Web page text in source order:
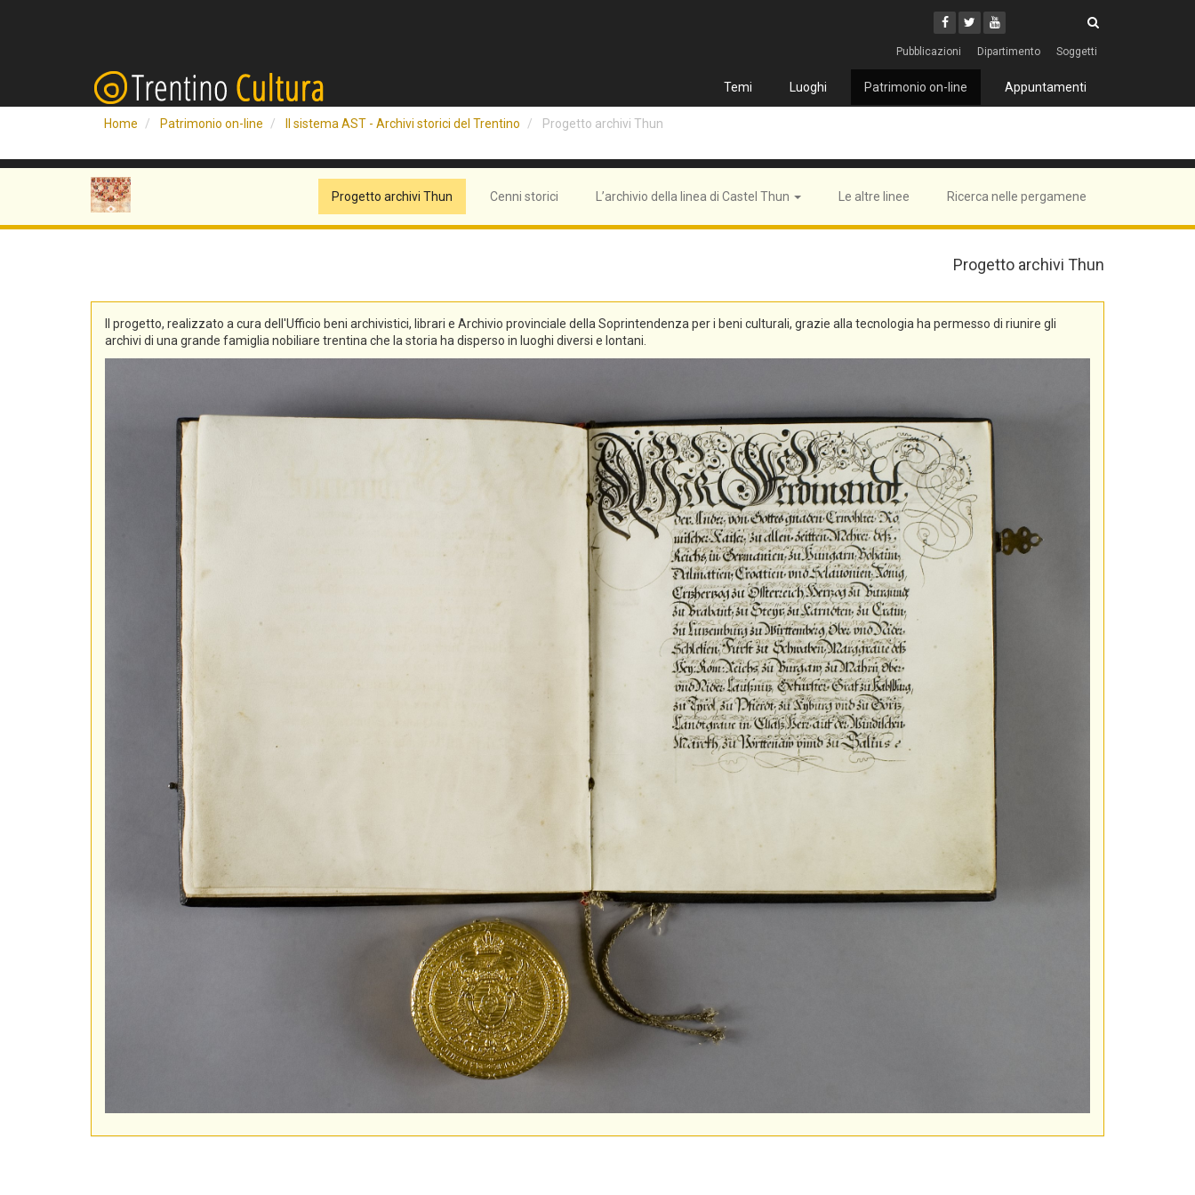
Facebook
Twitter
Youtube
Pubblicazioni Dipartimento Soggetti
Temi Luoghi Patrimonio on-line Appuntamenti
Home Patrimonio on-line Il sistema AST - Archivi storici del Trentino Progetto archivi Thun
Progetto archivi Thun Cenni storici L’archivio della linea di Castel Thun Le altre linee Ricerca nelle pergamene
Progetto archivi Thun
Il progetto, realizzato a cura dell'Ufficio beni archivistici, librari e Archivio provinciale della Soprintendenza per i beni culturali, grazie alla tecnologia ha permesso di riunire gli
archivi di una grande famiglia nobiliare trentina che la storia ha disperso in luoghi diversi e lontani.